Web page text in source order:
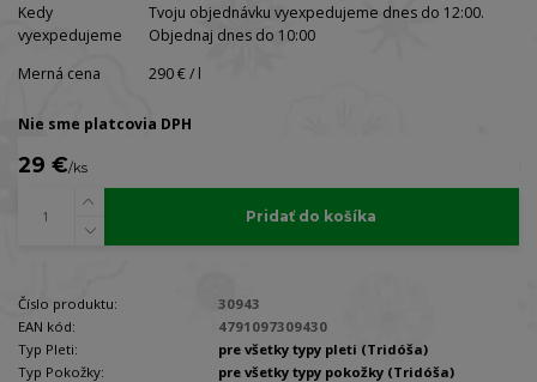
Kedy
vyexpedujeme
Tvoju objednávku vyexpedujeme dnes do 12:00.
Objednaj dnes do 10:00
Merná cena
290 € / l
Nie sme platcovia DPH
29 €/ks
Pridať do košíka
Číslo produktu:
30943
EAN kód:
4791097309430
Typ Pleti:
pre všetky typy pleti (Tridóša)
Typ Pokožky:
pre všetky typy pokožky (Tridóša)